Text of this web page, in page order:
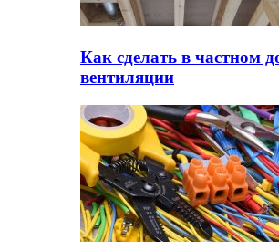
Как сделать в частном
вентиляции